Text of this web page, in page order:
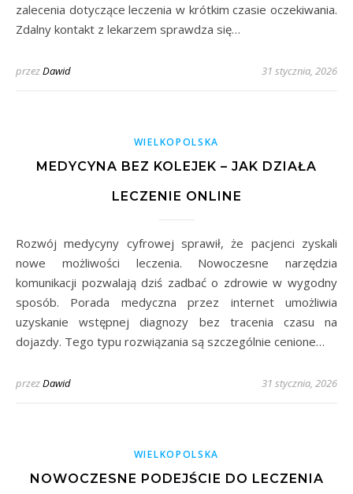
zalecenia dotyczące leczenia w krótkim czasie oczekiwania.
Zdalny kontakt z lekarzem sprawdza się…
przezDawid 31 stycznia, 2026
WIELKOPOLSKA
MEDYCYNA BEZ KOLEJEK – JAK DZIAŁA
LECZENIE ONLINE
Rozwój medycyny cyfrowej sprawił, że pacjenci zyskali
nowe możliwości leczenia. Nowoczesne narzędzia
komunikacji pozwalają dziś zadbać o zdrowie w wygodny
sposób. Porada medyczna przez internet umożliwia
uzyskanie wstępnej diagnozy bez tracenia czasu na
dojazdy. Tego typu rozwiązania są szczególnie cenione…
przezDawid 31 stycznia, 2026
WIELKOPOLSKA
NOWOCZESNE PODEJŚCIE DO LECZENIA